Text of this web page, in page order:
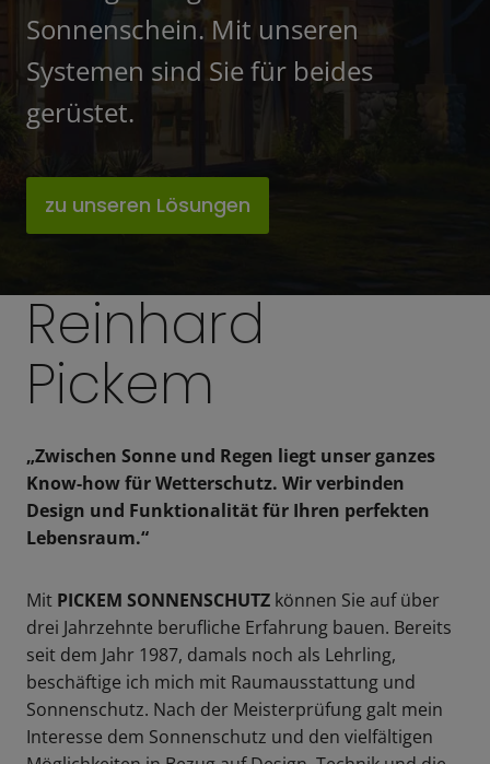
Sonnenschein. Mit unseren
Systemen sind Sie für beides
gerüstet.
zu unseren Lösungen
Reinhard
Pickem
„Zwischen Sonne und Regen liegt unser ganzes
Know-how für Wetterschutz. Wir verbinden
Design und Funktionalität für Ihren perfekten
Lebensraum.“
Mit PICKEM SONNENSCHUTZ können Sie auf über
drei Jahrzehnte berufliche Erfahrung bauen. Bereits
seit dem Jahr 1987, damals noch als Lehrling,
beschäftige ich mich mit Raumausstattung und
Sonnenschutz. Nach der Meisterprüfung galt mein
Interesse dem Sonnenschutz und den vielfältigen